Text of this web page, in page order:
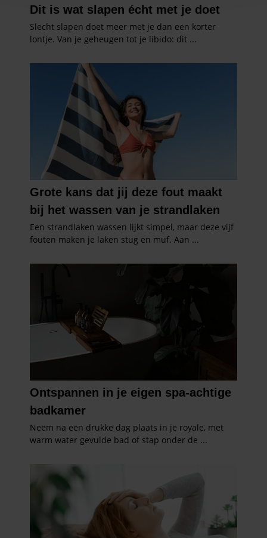
en om ons websiteverkeer te analyseren. Ook delen we
informatie over uw gebruik van onze site met onze
partners voor social media, adverteren en analyse. Deze
partners kunnen deze gegevens combineren met andere
verzameld op basis van uw gebruik van hun services. U
gaat akkoord met onze cookies als u onze website blijft